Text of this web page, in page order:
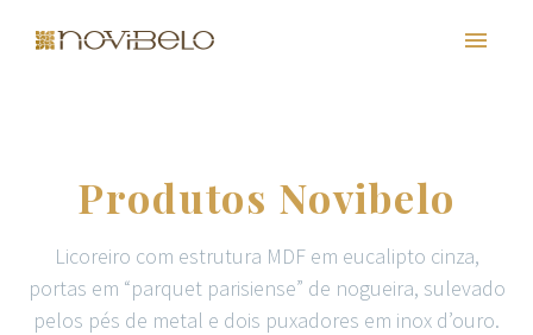
Produtos Novibelo
Licoreiro com estrutura MDF em eucalipto cinza,
portas em “parquet parisiense” de nogueira, sulevado
pelos pés de metal e dois puxadores em inox d’ouro.